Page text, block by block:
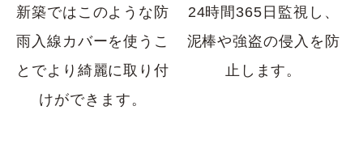
新築ではこのような防
雨入線カバーを使うこ
とでより綺麗に取り付
けができます。
24時間365日監視し、
泥棒や強盗の侵入を防
止します。